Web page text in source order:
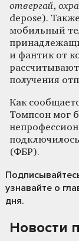
отвергай,
depose).
мобильный
и фантик от
получения
Как
Томпсон мог
(ФБР).
узнавайте о
дня.
Новости